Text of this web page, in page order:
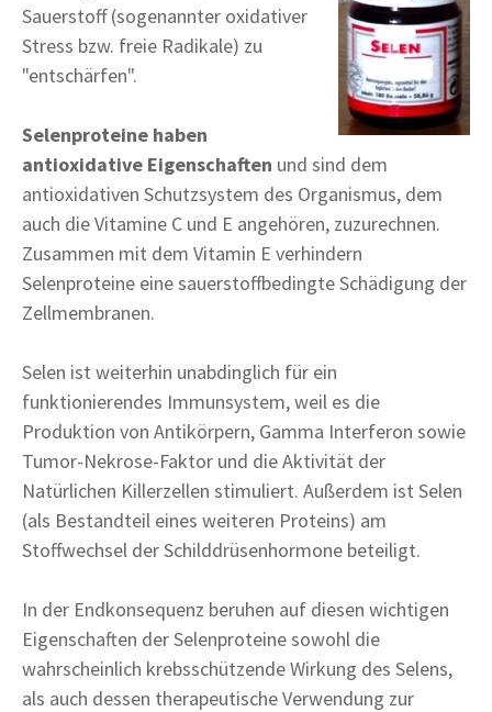
Sauerstoff (sogenannter oxidativer
Stress bzw. freie Radikale) zu
"entschärfen".
Selenproteine haben
antioxidative Eigenschaften und sind dem
antioxidativen Schutzsystem des Organismus, dem
auch die Vitamine C und E angehören, zuzurechnen.
Zusammen mit dem Vitamin E verhindern
Selenproteine eine sauerstoffbedingte Schädigung der
Zellmembranen.
Selen ist weiterhin unabdinglich für ein
funktionierendes Immunsystem, weil es die
Produktion von Antikörpern, Gamma Interferon sowie
Tumor-Nekrose-Faktor und die Aktivität der
Natürlichen Killerzellen stimuliert. Außerdem ist Selen
(als Bestandteil eines weiteren Proteins) am
Stoffwechsel der Schilddrüsenhormone beteiligt.
In der Endkonsequenz beruhen auf diesen wichtigen
Eigenschaften der Selenproteine sowohl die
wahrscheinlich krebsschützende Wirkung des Selens,
als auch dessen therapeutische Verwendung zur